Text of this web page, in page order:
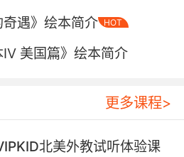
奇遇》绘本简介 HOT
Ⅳ 美国篇》绘本简介
更多课程>
北美外教试听体验课